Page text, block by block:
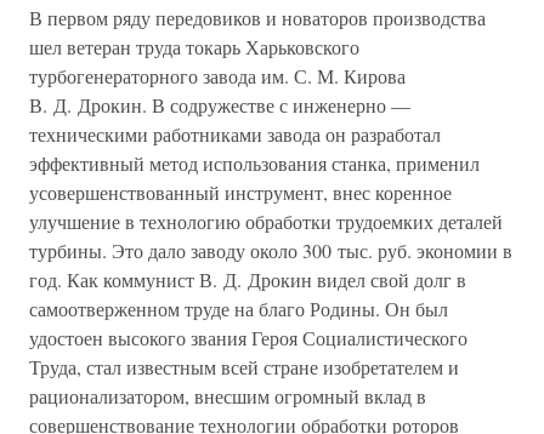
В первом ряду передовиков и новаторов производства
шел ветеран труда токарь Харьковского
турбогенераторного завода им. С. М. Кирова
В. Д. Дрокин. В содружестве с инженерно —
техническими работниками завода он разработал
эффективный метод использования станка, применил
усовершенствованный инструмент, внес коренное
улучшение в технологию обработки трудоемких деталей
турбины. Это дало заводу около 300 тыс. руб. экономии в
год. Как коммунист В. Д. Дрокин видел свой долг в
самоотверженном труде на благо Родины. Он был
удостоен высокого звания Героя Социалистического
Труда, стал известным всей стране изобретателем и
рационализатором, внесшим огромный вклад в
совершенствование технологии обработки роторов